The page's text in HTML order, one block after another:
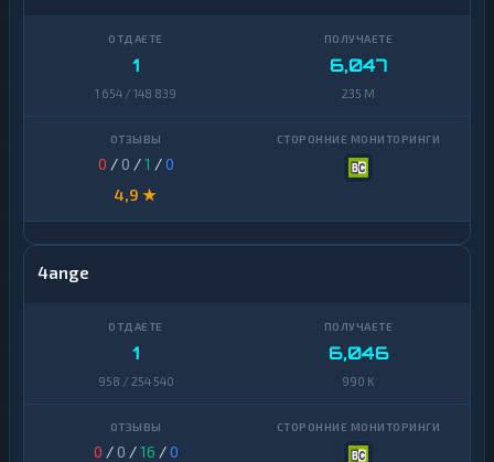
1
1 654 / 148 839
6,047
235 M
0 / 0 /1 /0
4,9 ★
4ange
1
958 / 254 540
6,046
990 K
0 / 0 /16 /0